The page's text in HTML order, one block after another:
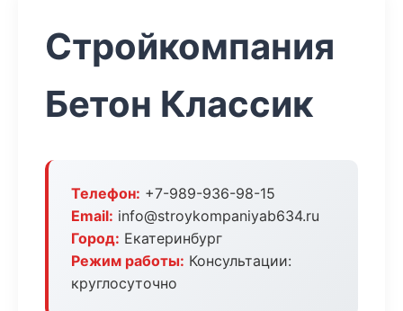
Стройкомпания
Бетон Классик
Телефон: +7-989-936-98-15
Email: info@stroykompaniyab634.ru
Город: Екатеринбург
Режим работы: Консультации:
круглосуточно